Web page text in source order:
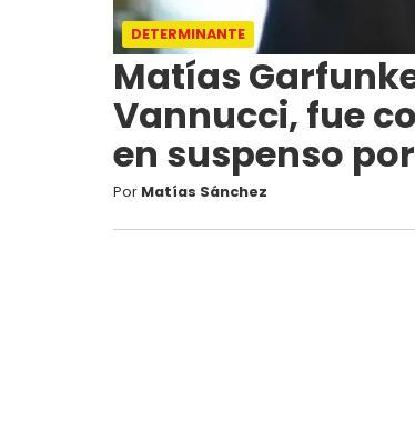
DETERMINANTE
Matías
Vannucci, fue
en suspenso
Por Matías Sánchez